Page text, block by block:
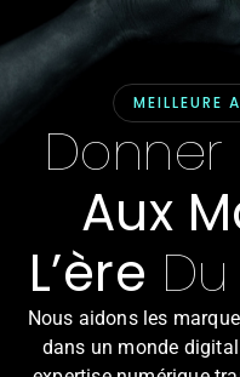
MEILLEURE
Donner
Aux
L’ère
Nous aidons les
dans un monde